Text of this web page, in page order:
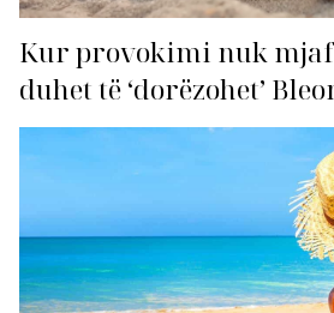
Kur provokimi nuk
duhet të ‘dorëzohet’